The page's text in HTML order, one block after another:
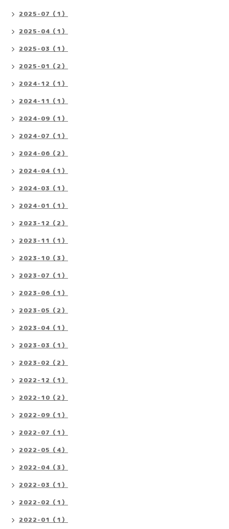
2025-07（1）
2025-04（1）
2025-03（1）
2025-01（2）
2024-12（1）
2024-11（1）
2024-09（1）
2024-07（1）
2024-06（2）
2024-04（1）
2024-03（1）
2024-01（1）
2023-12（2）
2023-11（1）
2023-10（3）
2023-07（1）
2023-06（1）
2023-05（2）
2023-04（1）
2023-03（1）
2023-02（2）
2022-12（1）
2022-10（2）
2022-09（1）
2022-07（1）
2022-05（4）
2022-04（3）
2022-03（1）
2022-02（1）
2022-01（1）